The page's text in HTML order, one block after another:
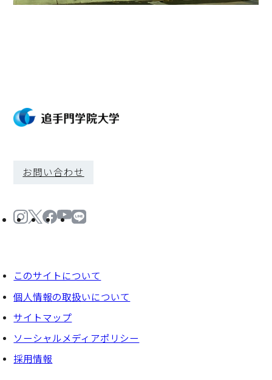
お問い合わせ
このサイトについて
個⼈情報の取扱いについて
サイトマップ
ソーシャルメディアポリシー
採⽤情報